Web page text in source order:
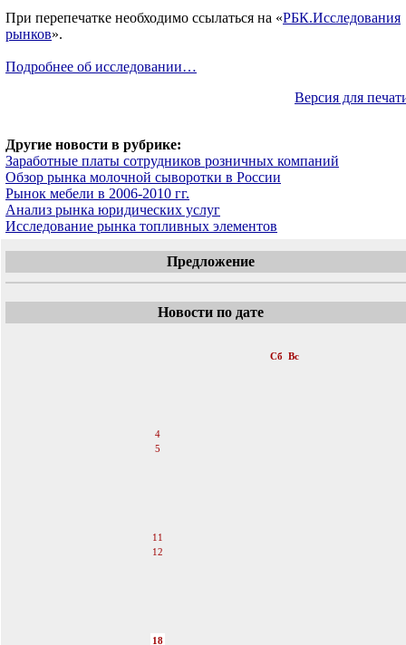
При перепечатке необходимо ссылаться на «РБК.Исследования
рынков».
Подробнее об исследовании…
Версия для
Другие новости в рубрике:
Заработные платы сотрудников розничных компаний
Обзор рынка молочной сыворотки в России
Рынок мебели в 2006-2010 гг.
Анализ рынка юридических услуг
Исследование рынка топливных элементов
Предложение
Новости по дате
Сб Вс
4
5
11
12
18